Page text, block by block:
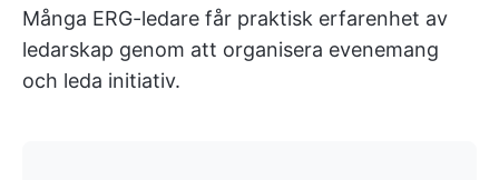
Många ERG-ledare får praktisk erfarenhet av
ledarskap genom att organisera evenemang
och leda initiativ.